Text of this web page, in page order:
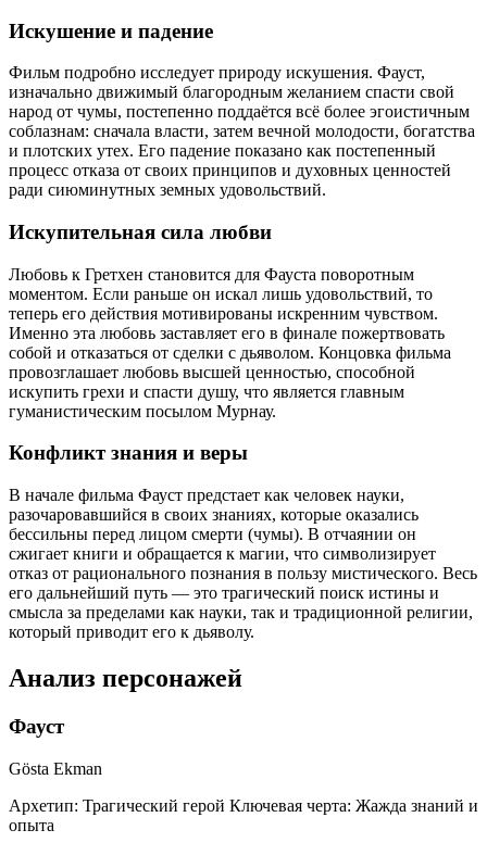
Искушение и падение
Фильм подробно исследует природу искушения. Фауст,
изначально движимый благородным желанием спасти свой
народ от чумы, постепенно поддаётся всё более эгоистичным
соблазнам: сначала власти, затем вечной молодости, богатства
и плотских утех. Его падение показано как постепенный
процесс отказа от своих принципов и духовных ценностей
ради сиюминутных земных удовольствий.
Искупительная сила любви
Любовь к Гретхен становится для Фауста поворотным
моментом. Если раньше он искал лишь удовольствий, то
теперь его действия мотивированы искренним чувством.
Именно эта любовь заставляет его в финале пожертвовать
собой и отказаться от сделки с дьяволом. Концовка фильма
провозглашает любовь высшей ценностью, способной
искупить грехи и спасти душу, что является главным
гуманистическим посылом Мурнау.
Конфликт знания и веры
В начале фильма Фауст предстает как человек науки,
разочаровавшийся в своих знаниях, которые оказались
бессильны перед лицом смерти (чумы). В отчаянии он
сжигает книги и обращается к магии, что символизирует
отказ от рационального познания в пользу мистического. Весь
его дальнейший путь — это трагический поиск истины и
смысла за пределами как науки, так и традиционной религии,
который приводит его к дьяволу.
Анализ персонажей
Фауст
Gösta Ekman
Архетип: Трагический герой Ключевая черта: Жажда знаний и
опыта